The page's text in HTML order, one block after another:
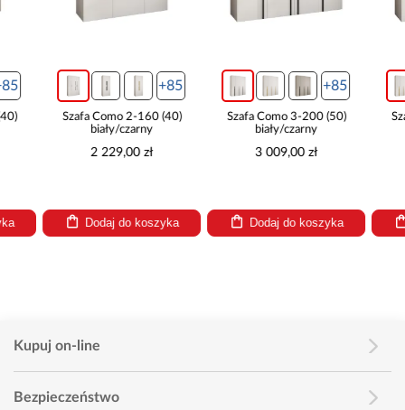
+85
Szafa Como 2-160 (40)
biały/czarny
2 229,00 zł
Dodaj do koszyka
+85
Szafa Como 3-200 (50)
biały/czarny
3 009,00 zł
Dodaj do koszyka
Szafa
Kupuj on-line
Bezpieczeństwo